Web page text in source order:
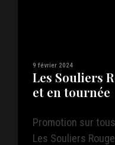
9 février 2024
Les Souliers
et en tournée
Promotion sur
Les Souliers